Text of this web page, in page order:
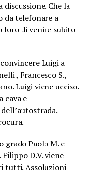
Che la
da telefonare a
loro di venire subito
Luigi a
, Francesco S.,
Luigi viene ucciso.
cava e
grado Paolo M. e
D.V. viene
tutti. Assoluzioni